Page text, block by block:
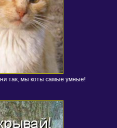
так, мы коты самые умные!